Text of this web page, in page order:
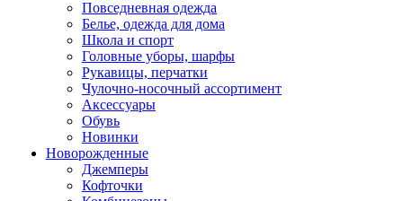
Повседневная одежда
Белье, одежда для дома
Школа и спорт
Головные уборы, шарфы
Рукавицы, перчатки
Чулочно-носочный ассортимент
Аксессуары
Обувь
Новинки
Новорожденные
Джемперы
Кофточки